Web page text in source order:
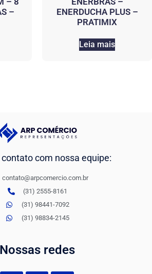
–
ENERDUCHA PLUS –
PRATIMIX
Leia mais
com nossa equipe:
contato@arpcomercio.com.br
(31) 2555-8161
(31) 98441-7092
(31) 98834-2145
Nossas redes